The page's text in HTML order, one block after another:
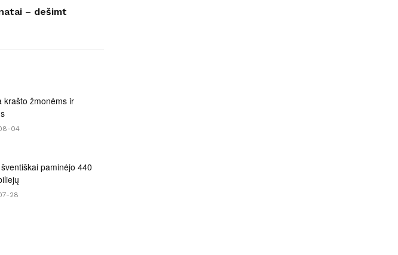
– dešimt
krašto žmonėms ir
04
paminėjo 440
28